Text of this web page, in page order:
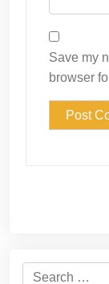
Save my
browser
Search